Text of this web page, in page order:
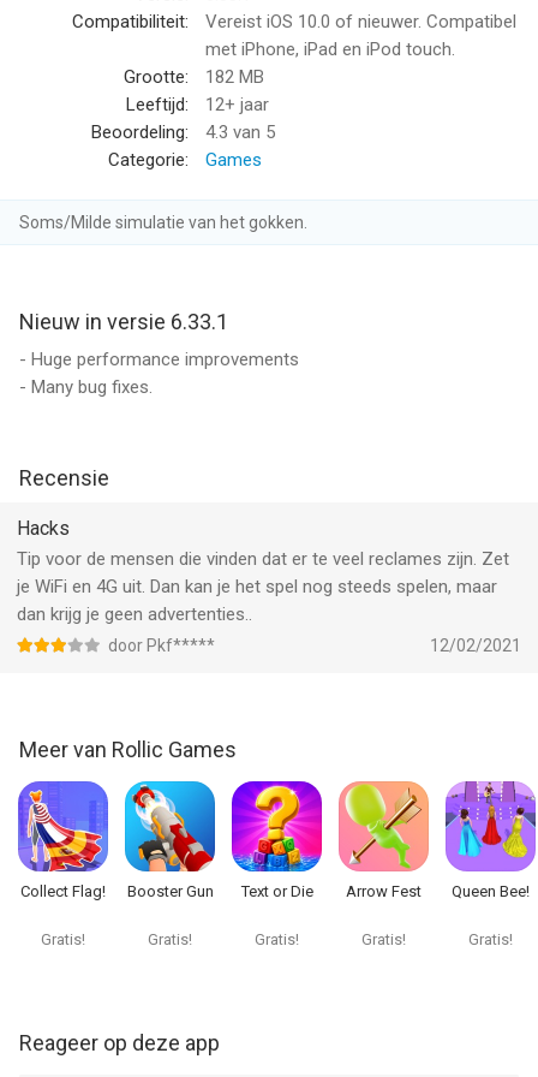
Gear Race 3D van Rollic Games is een app voor iPhone, iPad en
iPod touch met iOS versie 10.0 of hoger, geschikt bevonden
voor gebruikers met leeftijden vanaf
Informatie voor Gear Race 3Dis het laatst vergeleken op 8 Aug
Compatibiliteit:
Vereist iOS 10.0 of nieuwer. Compatibel
met iPhone, iPad en iPod touch.
Grootte:
182 MB
Leeftijd:
12+ jaar
Beoordeling:
4.3 van 5
Categorie:
Games
Soms/Milde simulatie van het gokken.
Nieuw in versie 6.33.1
- Huge performance improvements
- Many bug fixes.
Recensie
Hacks
Tip voor de mensen die vinden dat er te veel reclames zijn. Zet
je WiFi en 4G uit. Dan kan je het spel nog steeds spelen, maar
dan krijg je geen advertenties..
door Pkf***** 12/02/2021
Meer van Rollic Games
Collect Flag!
Gratis!
Booster Gun
Gratis!
Text or Die
Gratis!
Arrow Fest
Gratis!
Queen Bee!
Gratis!
Reageer op deze app